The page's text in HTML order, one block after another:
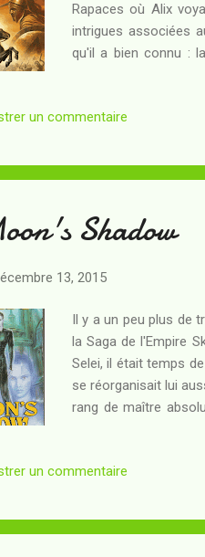
Rapaces où Alix
intrigues associées
qu'il a bien connu :
le très ambigu Numa
que l'imperator
un commentaire
Shadow
13, 2015
Il y a un peu plus de
la Saga de l'Empire
Selei, il était temps
se réorganisait lui
rang de maître
celui de la victoire
prisonniers sur
un commentaire